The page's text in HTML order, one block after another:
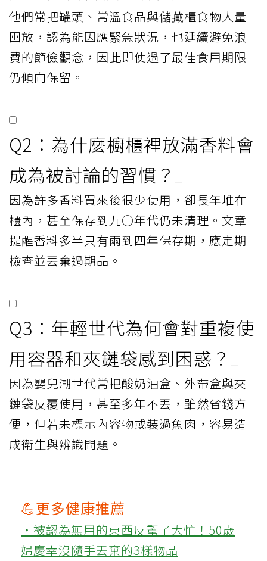
他們常把罐頭、常溫食品與儲藏櫃食物大量
囤放，認為能因應緊急狀況，也延續避免浪
費的節儉觀念，因此即使過了最佳食用期限
仍傾向保留。
Q2：為什麼櫥櫃裡放滿香料會
成為被討論的習慣？
因為許多香料買來後很少使用，卻長年堆在
櫃內，甚至保存到九○年代仍未清理。文章
提醒香料多半只有兩到四年保存期，應定期
檢查並丟棄過期品。
Q3：年輕世代為何會對重複使
用容器和夾鏈袋感到困惑？
因為嬰兒潮世代常把酸奶油盒、外帶盒與夾
鏈袋反覆使用，甚至多年不丟，雖然省錢方
便，但若未標示內容物或裝過魚肉，容易造
成衛生與辨識問題。
💪更多健康推薦
‧被認為無用的東西反幫了大忙！50歲
婦慶幸沒隨手丟棄的3樣物品